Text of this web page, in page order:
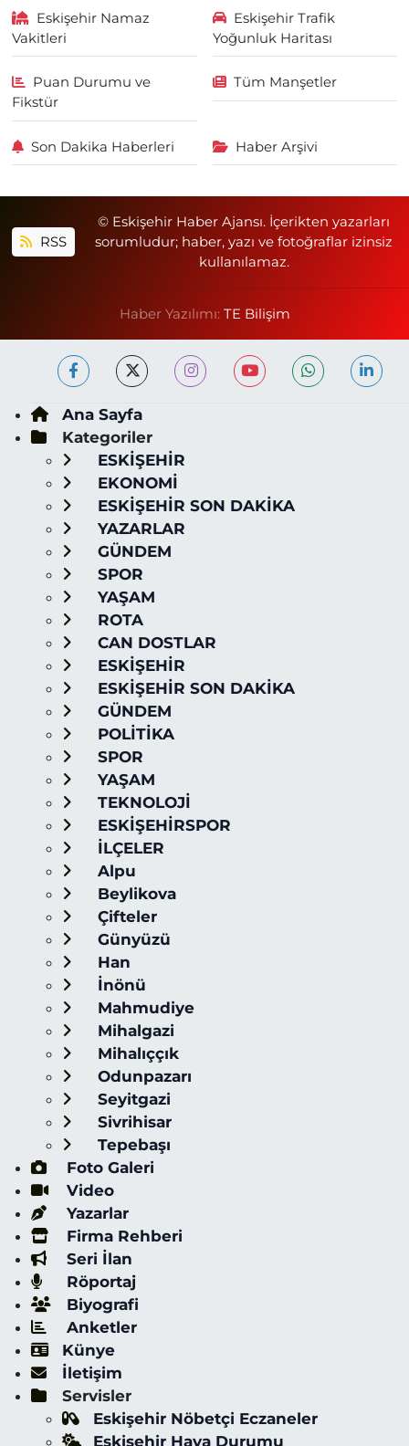
Eskişehir Namaz
Vakitleri
Eskişehir Trafik
Yoğunluk Haritası
Puan Durumu ve
Fikstür
Tüm Manşetler
Son Dakika Haberleri Haber Arşivi
RSS
© Eskişehir Haber Ajansı. İçerikten yazarları
sorumludur; haber, yazı ve fotoğraflar izinsiz
kullanılamaz.
Haber Yazılımı: TE Bilişim
Ana Sayfa
Kategoriler
ESKİŞEHİR
EKONOMİ
ESKİŞEHİR SON DAKİKA
YAZARLAR
GÜNDEM
SPOR
YAŞAM
ROTA
CAN DOSTLAR
ESKİŞEHİR
ESKİŞEHİR SON DAKİKA
GÜNDEM
POLİTİKA
SPOR
YAŞAM
TEKNOLOJİ
ESKİŞEHİRSPOR
İLÇELER
Alpu
Beylikova
Çifteler
Günyüzü
Han
İnönü
Mahmudiye
Mihalgazi
Mihalıççık
Odunpazarı
Seyitgazi
Sivrihisar
Tepebaşı
Foto Galeri
Video
Yazarlar
Firma Rehberi
Seri İlan
Röportaj
Biyografi
Anketler
Künye
İletişim
Servisler
Eskişehir Nöbetçi Eczaneler
Eskişehir Hava Durumu